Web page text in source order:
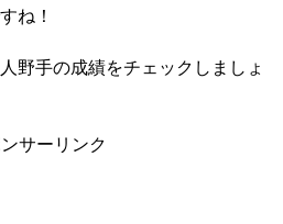
ね！
野手の成績をチェックしましょ
サーリンク